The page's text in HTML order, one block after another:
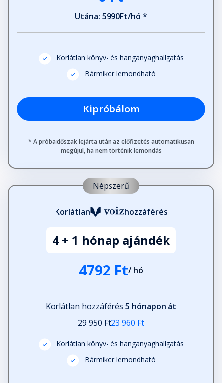
Utána: 5990Ft/hó *
Korlátlan könyv- és hanganyaghallgatás
Bármikor lemondható
Kipróbálom
* A próbaidőszak lejárta után az előfizetés automatikusan
megújul, ha nem történik lemondás
Népszerű
Korlátlan hozzáférés
4 + 1 hónap ajándék
4792 Ft/ hó
Korlátlan hozzáférés 5 hónapon át
29 950 Ft23 960 Ft
Korlátlan könyv- és hanganyaghallgatás
Bármikor lemondható